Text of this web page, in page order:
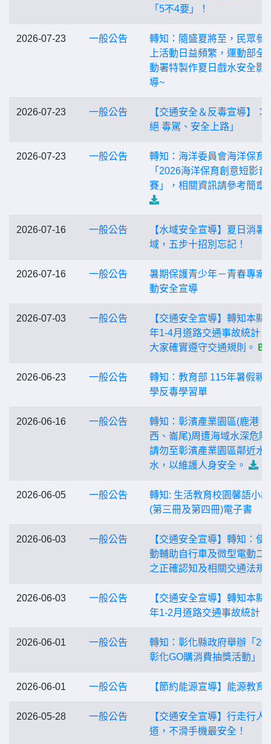
「5不4要」！
2026-07-23 一般公告
轉知：隨盛夏將至，民眾參
上活動日益頻繁，運動部全
動署特製作夏日戲水安全影
導~
2026-07-23 一般公告
【交通安全＆反毒宣導】：
絕 毒駕、安全上路」
2026-07-23 一般公告
轉知：海洋委員會海洋保育
「2026海洋保育創意短影音
賽」，相關資訊請參考簡章
2026-07-16 一般公告
【水域安全宣導】夏日消暑
域，五步十招別忘記！
2026-07-16 一般公告
暑期保護青少年－青春專案
動安全宣導
2026-07-03 一般公告
【交通安全宣導】轉知本縣
年1-4月道路交通事故統計
大家確實遵守交通規則。
2026-06-23 一般公告
轉知：教育部 115年暑假親
學反毒學習單
2026-06-16 一般公告
轉知：彰濱產業園區(鹿港、
西、崙尾)周遭海域水深危險
請勿至彰濱產業園區鄰近水
水，以維護人身安全。
2026-06-05 一般公告
轉知: 生活教育校園馨語小
(第三冊及第四冊)電子書
2026-06-03 一般公告
【交通安全宣導】轉知：使
動輔助自行車及微型電動二
之正確認知及相關交通法規
2026-06-03 一般公告
【交通安全宣導】轉知本縣
年1-2月道路交通事故統計
2026-06-01 一般公告
轉知：彰化縣政府舉辦「
彰化GO購消費抽獎活動」
2026-06-01 一般公告 【節約能源宣導】能源教育
2026-05-28 一般公告
【交通安全宣導】行走行人
道，不滑手機最安全！